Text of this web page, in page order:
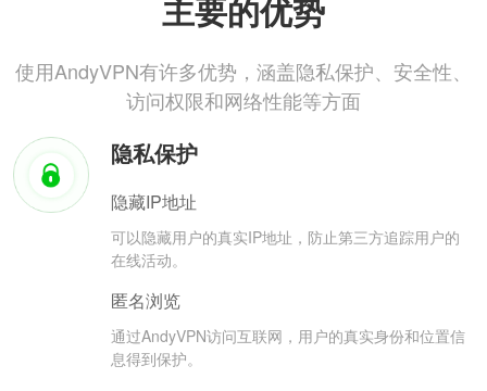
主要的优势
使用AndyVPN有许多优势，涵盖隐私保护、安全性、
访问权限和网络性能等方面
隐私保护
隐藏IP地址
可以隐藏用户的真实IP地址，防止第三方追踪用户的
在线活动。
匿名浏览
通过AndyVPN访问互联网，用户的真实身份和位置信
息得到保护。